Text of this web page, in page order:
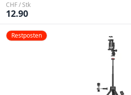
CHF / Stk
12.90
Restposten